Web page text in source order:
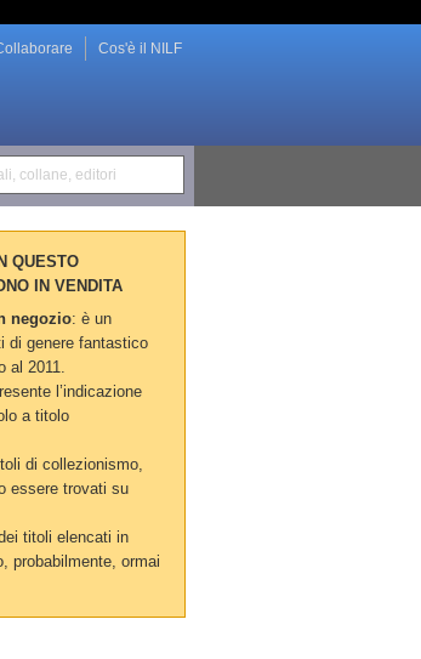
collane, editori
Cos'è il NILF
QUESTO
IN VENDITA
negozio: è un
di genere fantastico
2011.
l’indicazione
a titolo
di collezionismo,
essere trovati su
titoli elencati in
probabilmente, ormai